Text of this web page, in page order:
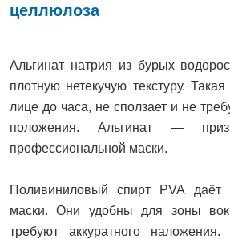
целлюлоза
Альгинат натрия из бурых
плотную нетекучую текстуру.
лице до часа, не сползает и не
положения. Альгинат —
профессиональной маски.
Поливиниловый спирт PVA даёт
маски. Они удобны для зоны
требуют аккуратного